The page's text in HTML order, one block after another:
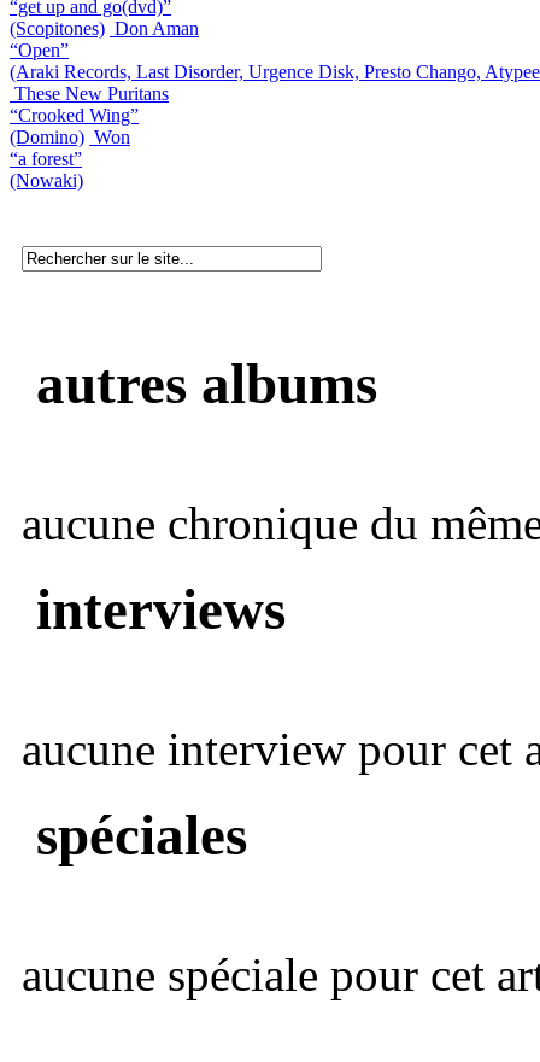
“get up and go(dvd)”
(Scopitones) Don Aman
“Open”
(Araki Records, Last Disorder, Urgence Disk, Presto Chango,
These New Puritans
“Crooked Wing”
(Domino) Won
“a forest”
(Nowaki)
autres albums
aucune chronique du
interviews
aucune interview pour cet
spéciales
aucune spéciale pour cet